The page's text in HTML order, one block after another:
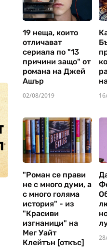
19 неща, които
отличават
сериала по "13
причини защо" от
романа на Джей
Ашър
02/08/2019
"Роман се прави
не с много думи, а
с много голяма
история" - из
"Красиви
изгнаници" на
Мег Уайт
Клейтън [откъс]